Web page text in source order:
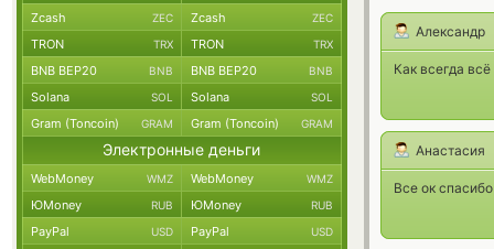
Александр
Как всегда
Анастасия
Все ок
Zcash ZEC Zcash ZEC
TRON TRX TRON TRX
BNB BEP20 BNB BNB BEP20 BNB
Solana SOL Solana SOL
Gram (Toncoin) GRAM Gram (Toncoin) GRAM
Электронные деньги
WebMoney WMZ WebMoney WMZ
ЮMoney RUB ЮMoney RUB
PayPal USD PayPal USD